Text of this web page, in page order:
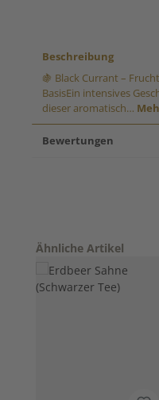
Beschreibung
🍇 Black Currant –
BasisEin intensives
dieser aromatisch…
Bewertungen
Produktgalerie
Ähnliche Artikel